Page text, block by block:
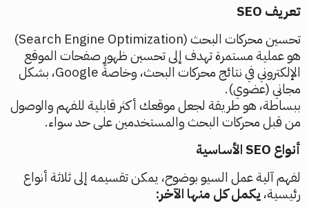
تعريف SEO
تحسين محركات البحث (Search Engine Optimization)
هو عملية مستمرة تهدف إلى تحسين ظهور صفحات الموقع
الإلكتروني في نتائج محركات البحث، وخاصةً Google، بشكل
مجاني (عضوي).
ببساطة، هو طريقة لجعل موقعك أكثر قابلية للفهم والوصول
من قبل محركات البحث والمستخدمين على حد سواء.
أنواع SEO الأساسية
لفهم آلية عمل السيو بوضوح، يمكن تقسيمه إلى ثلاثة أنواع
رئيسية، يكمل كل منها الآخر: